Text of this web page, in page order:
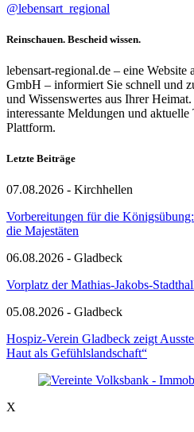
@lebensart_regional
Reinschauen. Bescheid wissen.
lebensart-regional.de – eine Website
GmbH – informiert Sie schnell und
und Wissenswertes aus Ihrer
interessante Meldungen und
Plattform.
Letzte Beiträge
07.08.2026 - Kirchhellen
Vorbereitungen für die
die Majestäten
06.08.2026 - Gladbeck
Vorplatz der Mathias-Jakobs-
05.08.2026 - Gladbeck
Hospiz-Verein Gladbeck zeigt
Haut als Gefühlslandschaft“
X